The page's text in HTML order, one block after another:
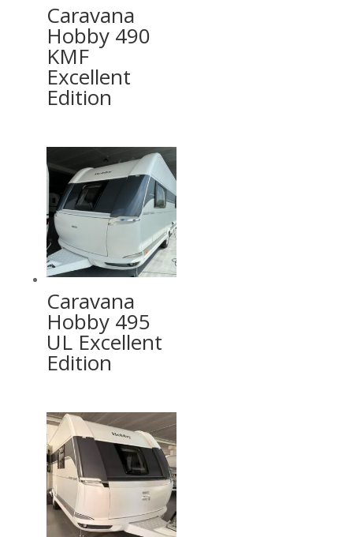
Caravana
Hobby 490
KMF
Excellent
Edition
Caravana
Hobby 495
UL Excellent
Edition